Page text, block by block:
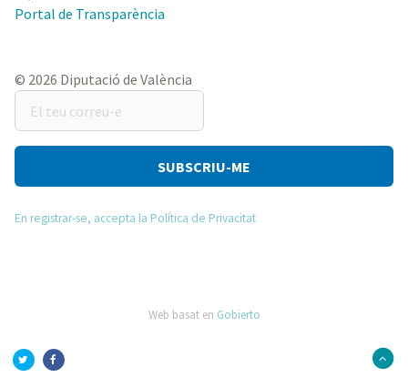
Portal de Transparència
© 2026 Diputació de València
teu
correu-
En registrar-se, accepta la Política de Privacitat
Web basat en Gobierto